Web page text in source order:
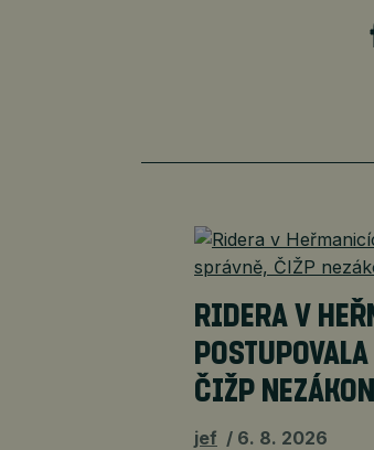
RIDERA V
ČIŽP
jef 6. 8. 2026